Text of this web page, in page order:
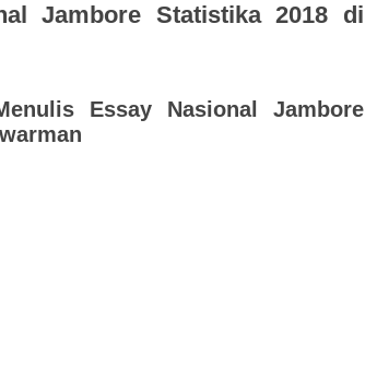
Jambore Statistika 2018 di
Essay Nasional Jambore